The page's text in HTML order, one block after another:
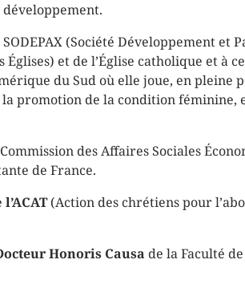
(Société Développement et
et de l’Église catholique et à
du Sud où elle joue, en pleine
promotion de la condition féminine,
des Affaires Sociales
de France.
l’ACAT(Action des chrétiens pour
Honoris Causa de la Faculté